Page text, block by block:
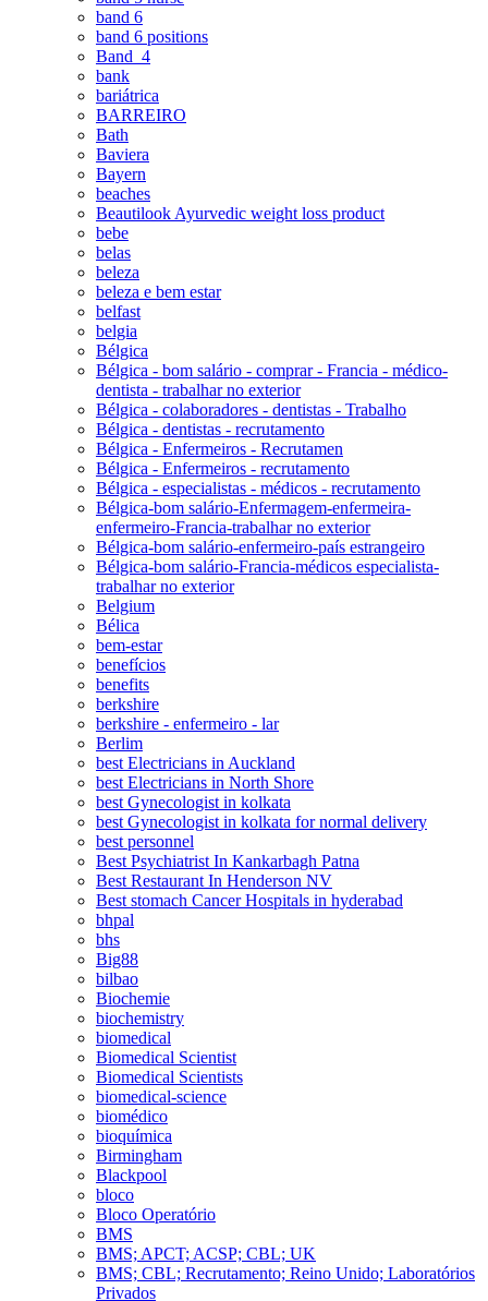
band 6
band 6 positions
Band_4
bank
bariátrica
BARREIRO
Bath
Baviera
Bayern
beaches
Beautilook Ayurvedic weight loss product
bebe
belas
beleza
beleza e bem estar
belfast
belgia
Bélgica
Bélgica - bom salário - comprar - Francia - médico-
dentista - trabalhar no exterior
Bélgica - colaboradores - dentistas - Trabalho
Bélgica - dentistas - recrutamento
Bélgica - Enfermeiros - Recrutamen
Bélgica - Enfermeiros - recrutamento
Bélgica - especialistas - médicos - recrutamento
Bélgica-bom salário-Enfermagem-enfermeira-
enfermeiro-Francia-trabalhar no exterior
Bélgica-bom salário-enfermeiro-país estrangeiro
Bélgica-bom salário-Francia-médicos especialista-
trabalhar no exterior
Belgium
Bélica
bem-estar
benefícios
benefits
berkshire
berkshire - enfermeiro - lar
Berlim
best Electricians in Auckland
best Electricians in North Shore
best Gynecologist in kolkata
best Gynecologist in kolkata for normal delivery
best personnel
Best Psychiatrist In Kankarbagh Patna
Best Restaurant In Henderson NV
Best stomach Cancer Hospitals in hyderabad
bhpal
bhs
Big88
bilbao
Biochemie
biochemistry
biomedical
Biomedical Scientist
Biomedical Scientists
biomedical-science
biomédico
bioquímica
Birmingham
Blackpool
bloco
Bloco Operatório
BMS
BMS; APCT; ACSP; CBL; UK
BMS; CBL; Recrutamento; Reino Unido; Laboratórios
Privados